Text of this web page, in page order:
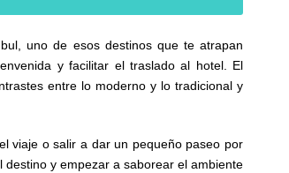
uno de esos destinos que te atrapan
y facilitar el traslado al hotel. El
entre lo moderno y lo tradicional y
viaje o salir a dar un pequeño paseo por
y empezar a saborear el ambiente